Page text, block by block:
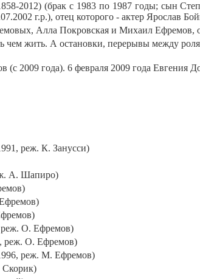
2012) (брак с 1983 по 1987 годы; сын
г.р.), отец которого - актер Ярослав
Алла Покровская и Михаил Ефремов,
чем жить. А остановки, перерывы между
2009 года). 6 февраля 2009 года Евгения
реж. К. Занусси)
А. Шапиро)
О. Ефремов)
реж. О. Ефремов)
реж. М. Ефремов)
Скорик)